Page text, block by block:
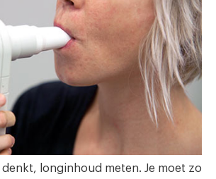
denkt, longinhoud meten. Je moet zo